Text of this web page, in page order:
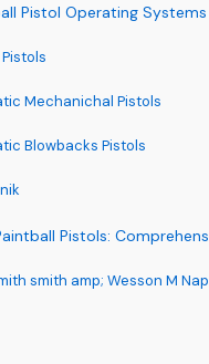
Pistol Operating Systems
Mechanichal Pistols
Blowbacks Pistols
Pistols:
smith amp; Wesson M